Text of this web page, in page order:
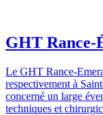
GHT Rance-
Le GHT Rance-
respectivement à
concerné un large
techniques et